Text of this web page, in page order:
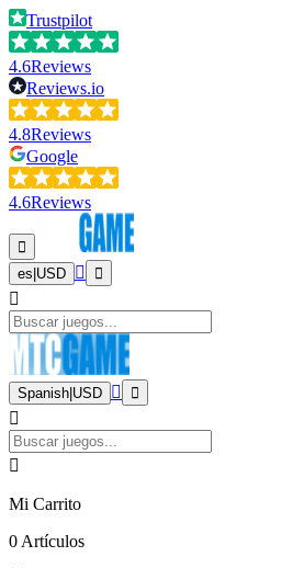
Trustpilot
4.6Reviews
Reviews.io
4.8Reviews
Google
4.6Reviews
es USD
Spanish USD
Mi Carrito
0 Artículos